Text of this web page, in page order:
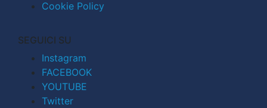
Cookie Policy
SEGUICI SU
Instagram
FACEBOOK
YOUTUBE
Twitter